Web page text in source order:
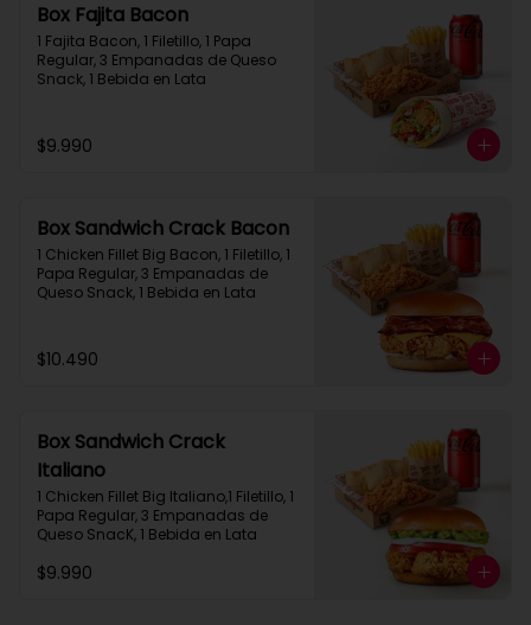
Box Fajita Bacon
1 Fajita Bacon, 1 Filetillo, 1 Papa
Regular, 3 Empanadas de Queso
Snack, 1 Bebida en Lata
$9.990
Box Sandwich Crack Bacon
1 Chicken Fillet Big Bacon, 1 Filetillo, 1
Papa Regular, 3 Empanadas de
Queso Snack, 1 Bebida en Lata
$10.490
Box Sandwich Crack
Italiano
1 Chicken Fillet Big Italiano,1 Filetillo, 1
Papa Regular, 3 Empanadas de
Queso SnacK, 1 Bebida en Lata
$9.990